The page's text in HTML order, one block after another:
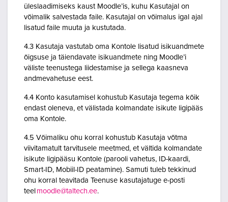
üleslaadimiseks kaust Moodle’is, kuhu Kasutajal on
võimalik salvestada faile. Kasutajal on võimalus igal ajal
lisatud faile muuta ja kustutada.
4.3 Kasutaja vastutab oma Kontole lisatud isikuandmete
õigsuse ja täiendavate isikuandmete ning Moodle’i
väliste teenustega liidestamise ja sellega kaasneva
andmevahetuse eest.
4.4 Konto kasutamisel kohustub Kasutaja tegema kõik
endast oleneva, et välistada kolmandate isikute ligipääs
oma Kontole.
4.5 Võimaliku ohu korral kohustub Kasutaja võtma
viivitamatult tarvitusele meetmed, et vältida kolmandate
isikute ligipääsu Kontole (parooli vahetus, ID-kaardi,
Smart-ID, Mobiil-ID peatamine). Samuti tuleb tekkinud
ohu korral teavitada Teenuse kasutajatuge e-posti
teel moodle@taltech.ee.